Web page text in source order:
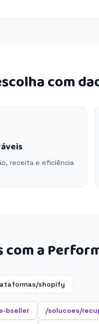
com
receita e eficiência
com a
shopify
bseller /solucoes/